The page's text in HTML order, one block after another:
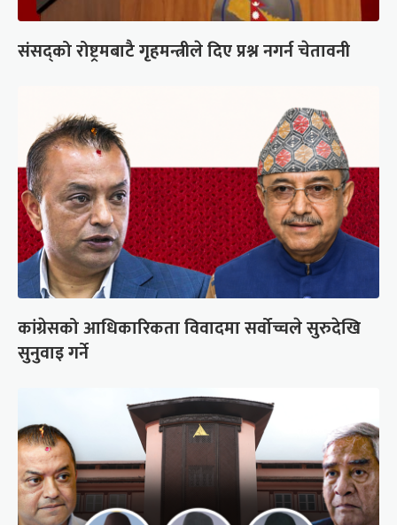
संसद्को रोष्ट्रमबाटै गृहमन्त्रीले दिए प्रश्न नगर्न चेतावनी
कांग्रेसको आधिकारिकता विवादमा सर्वोच्चले सुरुदेखि
सुनुवाइ गर्ने